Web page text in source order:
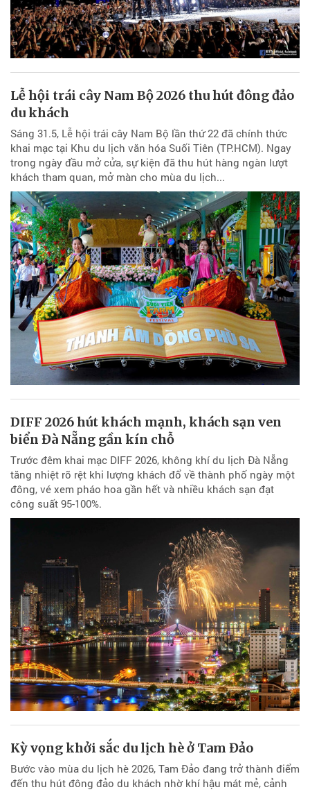
Lễ hội trái cây Nam Bộ 2026 thu hút đông đảo
du khách
Sáng 31.5, Lễ hội trái cây Nam Bộ lần thứ 22 đã chính thức
khai mạc tại Khu du lịch văn hóa Suối Tiên (TP.HCM). Ngay
trong ngày đầu mở cửa, sự kiện đã thu hút hàng ngàn lượt
khách tham quan, mở màn cho mùa du lịch...
DIFF 2026 hút khách mạnh, khách sạn ven
biển Đà Nẵng gần kín chỗ
Trước đêm khai mạc DIFF 2026, không khí du lịch Đà Nẵng
tăng nhiệt rõ rệt khi lượng khách đổ về thành phố ngày một
đông, vé xem pháo hoa gần hết và nhiều khách sạn đạt
công suất 95-100%.
Kỳ vọng khởi sắc du lịch hè ở Tam Đảo
Bước vào mùa du lịch hè 2026, Tam Đảo đang trở thành điểm
đến thu hút đông đảo du khách nhờ khí hậu mát mẻ, cảnh